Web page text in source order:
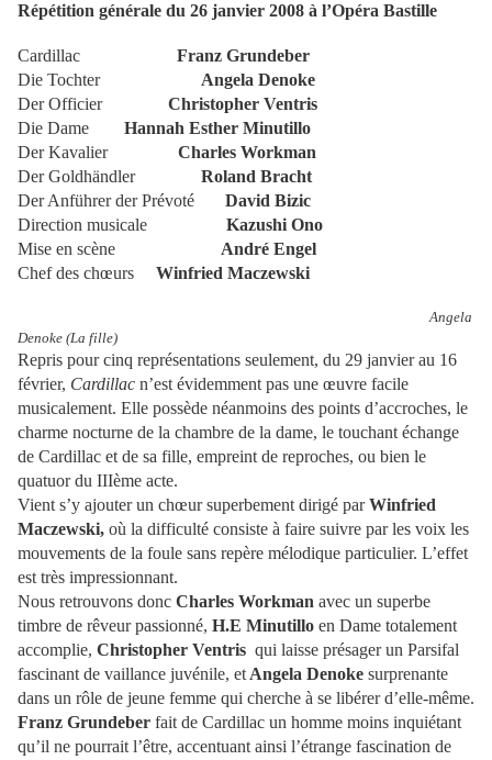
Répétition générale du 26 janvier 2008 à l’Opéra Bastille
Cardillac Franz Grundeber
Die Tochter Angela Denoke
Der Officier Christopher Ventris
Die Dame Hannah Esther Minutillo
Der Kavalier Charles Workman
Der Goldhändler Roland Bracht
Der Anführer der Prévoté David Bizic
Direction musicale Kazushi Ono
Mise en scène André Engel
Chef des chœurs
Winfried Maczewski
Angela
Denoke (La fille)
Repris pour cinq représentations seulement, du 29 janvier au 16
février, Cardillac n’est évidemment pas une œuvre facile
musicalement. Elle possède néanmoins des points d’accroches, le
charme nocturne de la chambre de la dame, le touchant échange
de Cardillac et de sa fille, empreint de reproches, ou bien le
quatuor du IIIème acte.
Vient s’y ajouter un chœur superbement dirigé parWinfried
Maczewski, où la difficulté consiste à faire suivre par les voix les
mouvements de la foule sans repère mélodique particulier. L’effet
est très impressionnant.
Nous retrouvons donc Charles Workman avec un superbe
timbre de rêveur passionné, H.E Minutillo en Dame totalement
accomplie, Christopher Ventris qui laisse présager un Parsifal
fascinant de vaillance juvénile, et Angela Denoke surprenante
dans un rôle de jeune femme qui cherche à se libérer d’elle-même.
Franz Grundeber fait de Cardillac un homme moins inquiétant
qu’il ne pourrait l’être, accentuant ainsi l’étrange fascination de